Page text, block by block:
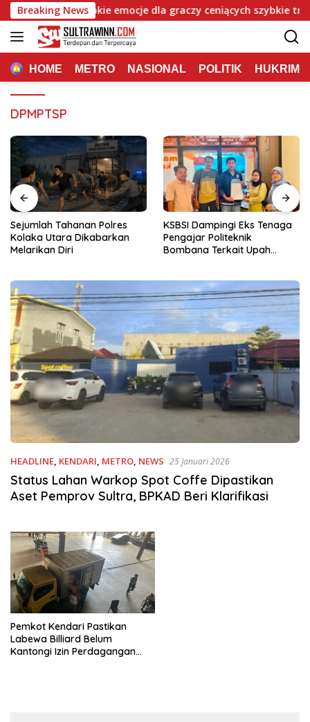
Langsung
ke
konten
Breaking News
Casino: Szybkie emocje dla graczy ceniących szybkie trafienia
HOME METRO NASIONAL POLITIK HUKRIM
DPMPTSP
Sejumlah Tahanan Polres
Kolaka Utara Dikabarkan
Melarikan Diri
KSBSI Dampingi Eks Tenaga
Pengajar Politeknik
Bombana Terkait Upah
HEADLINE, KENDARI, METRO, NEWS 25 Januari 2026
Status Lahan Warkop Spot Coffe Dipastikan
Aset Pemprov Sultra, BPKAD Beri Klarifikasi
Pemkot Kendari Pastikan
Labewa Billiard Belum
Kantongi Izin Perdagangan